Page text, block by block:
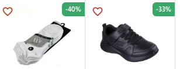
favorite_border -33%
favorite_border -40%